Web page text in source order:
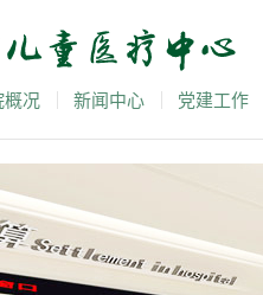
概况 新闻中心 党建工作